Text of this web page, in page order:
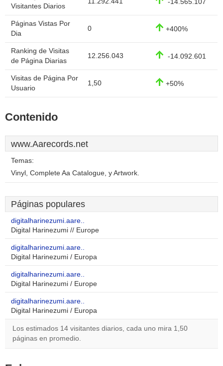
Visitantes Diarios
-14.565.107
Páginas Vistas Por
Dia
0 +400%
Ranking de Visitas
de Página Diarias
12.256.043 -14.092.601
Visitas de Página Por
Usuario
1,50 +50%
Contenido
www.Aarecords.net
Temas:
Vinyl, Complete Aa Catalogue, y Artwork.
Páginas populares
digitalharinezumi.aare..
Digital Harinezumi // Europe
digitalharinezumi.aare..
Digital Harinezumi / Europa
digitalharinezumi.aare..
Digital Harinezumi / Europe
digitalharinezumi.aare..
Digital Harinezumi / Europa
Los estimados 14 visitantes diarios, cada uno mira 1,50
páginas en promedio.